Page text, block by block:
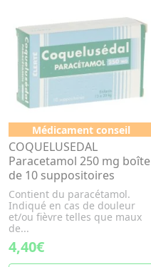
Médicament conseil
COQUELUSEDAL
Paracetamol 250 mg boîte
de 10 suppositoires
Contient du paracétamol.
Indiqué en cas de douleur
et/ou fièvre telles que maux
de...
4,40€